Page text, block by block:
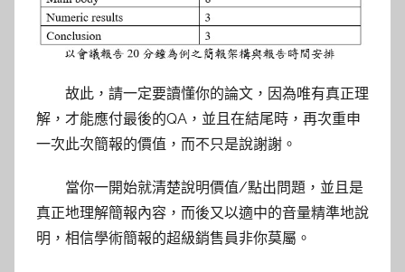
故此，請一定要讀懂你的論文，因為唯有真正理
解，才能應付最後的QA，並且在結尾時，再次重申
一次此次簡報的價值，而不只是說謝謝。
當你一開始就清楚說明價值/點出問題，並且是
真正地理解簡報內容，而後又以適中的音量精準地說
明，相信學術簡報的超級銷售員非你莫屬。